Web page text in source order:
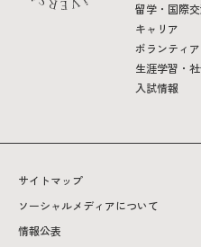
留学・国際
キャリア
ボランティア
生涯学習・
入試情報
サイトマップ
ソーシャルメディアについて
情報公表